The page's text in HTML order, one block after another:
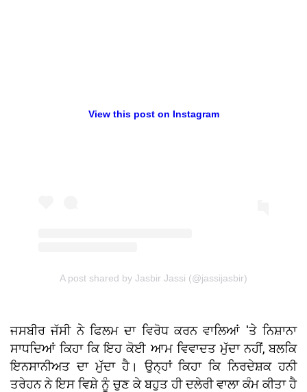
View this post on Instagram
A post shared by Jasbir Jassi (@jassijasbir)
ਜਸਬੀਰ ਜੱਸੀ ਨੇ ਫਿਲਮ ਦਾ ਵਿਰੋਧ ਕਰਨ ਵਾਲਿਆਂ 'ਤੇ ਨਿਸ਼ਾਨਾ
ਸਾਧਦਿਆਂ ਕਿਹਾ ਕਿ ਇਹ ਕੋਈ ਆਮ ਵਿਵਾਦਤ ਮੁੱਦਾ ਨਹੀਂ, ਬਲਕਿ
ਇਨਸਾਨੀਅਤ ਦਾ ਮੁੱਦਾ ਹੈ। ਉਨ੍ਹਾਂ ਕਿਹਾ ਕਿ ਨਿਰਦੇਸ਼ਕ ਹਨੀ
ਤਰੇਹਨ ਨੇ ਇਸ ਵਿਸ਼ੇ ਨੂੰ ਚੁਣ ਕੇ ਬਹੁਤ ਹੀ ਦਲੇਰੀ ਵਾਲਾ ਕੰਮ ਕੀਤਾ ਹੈ